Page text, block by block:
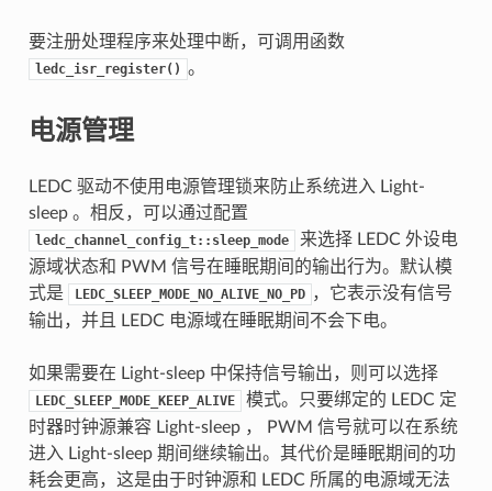
要注册处理程序来处理中断，可调用函数
ledc_isr_register() 。
电源管理
LEDC 驱动不使用电源管理锁来防止系统进入 Light-
sleep 。相反，可以通过配置
ledc_channel_config_t::sleep_mode
来选择 LEDC 外设电
源域状态和 PWM 信号在睡眠期间的输出行为。默认模
式是
LEDC_SLEEP_MODE_NO_ALIVE_NO_PD ，它表示没有信号
输出，并且 LEDC 电源域在睡眠期间不会下电。
如果需要在 Light-sleep 中保持信号输出，则可以选择
LEDC_SLEEP_MODE_KEEP_ALIVE
模式。只要绑定的 LEDC 定
时器时钟源兼容 Light-sleep ， PWM 信号就可以在系统
进入 Light-sleep 期间继续输出。其代价是睡眠期间的功
耗会更高，这是由于时钟源和 LEDC 所属的电源域无法